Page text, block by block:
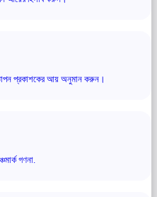
প্রকাশকের আয় অনুমান করুন।
গণনা.